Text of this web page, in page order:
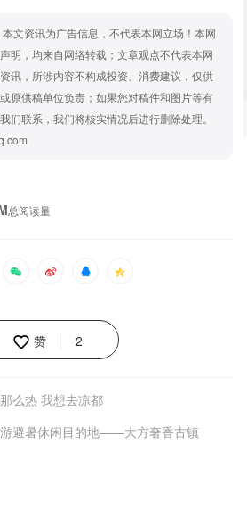
本文资讯为广告信息，不代表本网立场！本网
明，均来自网络转载；文章观点不代表本网
讯，所涉内容不构成投资、消费建议，仅供
原供稿单位负责；如果您对稿件和图片等有
们联系，我们将核实情况后进行删除处理。
总阅读量
赞 2
么热 我想去凉都
避暑休闲目的地——大方奢香古镇